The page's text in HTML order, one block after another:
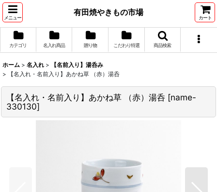
メニュー
有田焼やきもの市場
カート
カテゴリ 名入れ商品 贈り物 こだわり特選 商品検索
ホーム > 名入れ >
【名前入り】湯呑み
>
【名入れ・名前入り】あかね草 （赤）湯呑
【名入れ・名前入り】あかね草 （赤）湯呑 [name-
330130]